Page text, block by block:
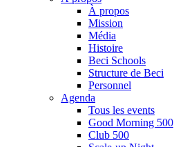
À propos
Mission
Média
Histoire
Beci Schools
Structure de Beci
Personnel
Agenda
Tous les events
Good Morning 500
Club 500